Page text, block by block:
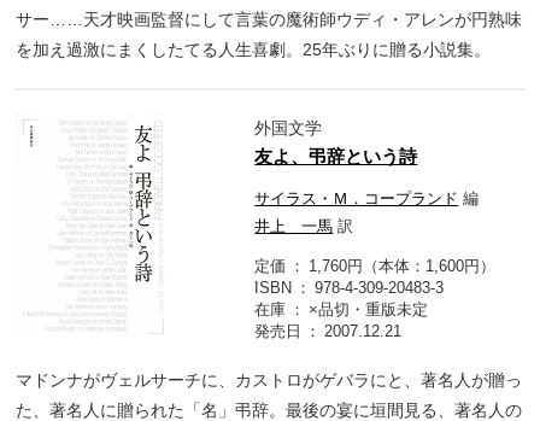
サー……天才映画監督にして言葉の魔術師ウディ・アレンが円熟味
を加え過激にまくしたてる人生喜劇。25年ぶりに贈る小説集。
外国文学
友よ、弔辞という詩
サイラス・Ｍ．コープランド 編
井上 一馬 訳
定価
1,760円（本体：1,600円）
ISBN
978-4-309-20483-3
在庫
×品切・重版未定
発売日
2007.12.21
マドンナがヴェルサーチに、カストロがゲバラにと、著名人が贈っ
た、著名人に贈られた「名」弔辞。最後の宴に垣間見る、著名人の